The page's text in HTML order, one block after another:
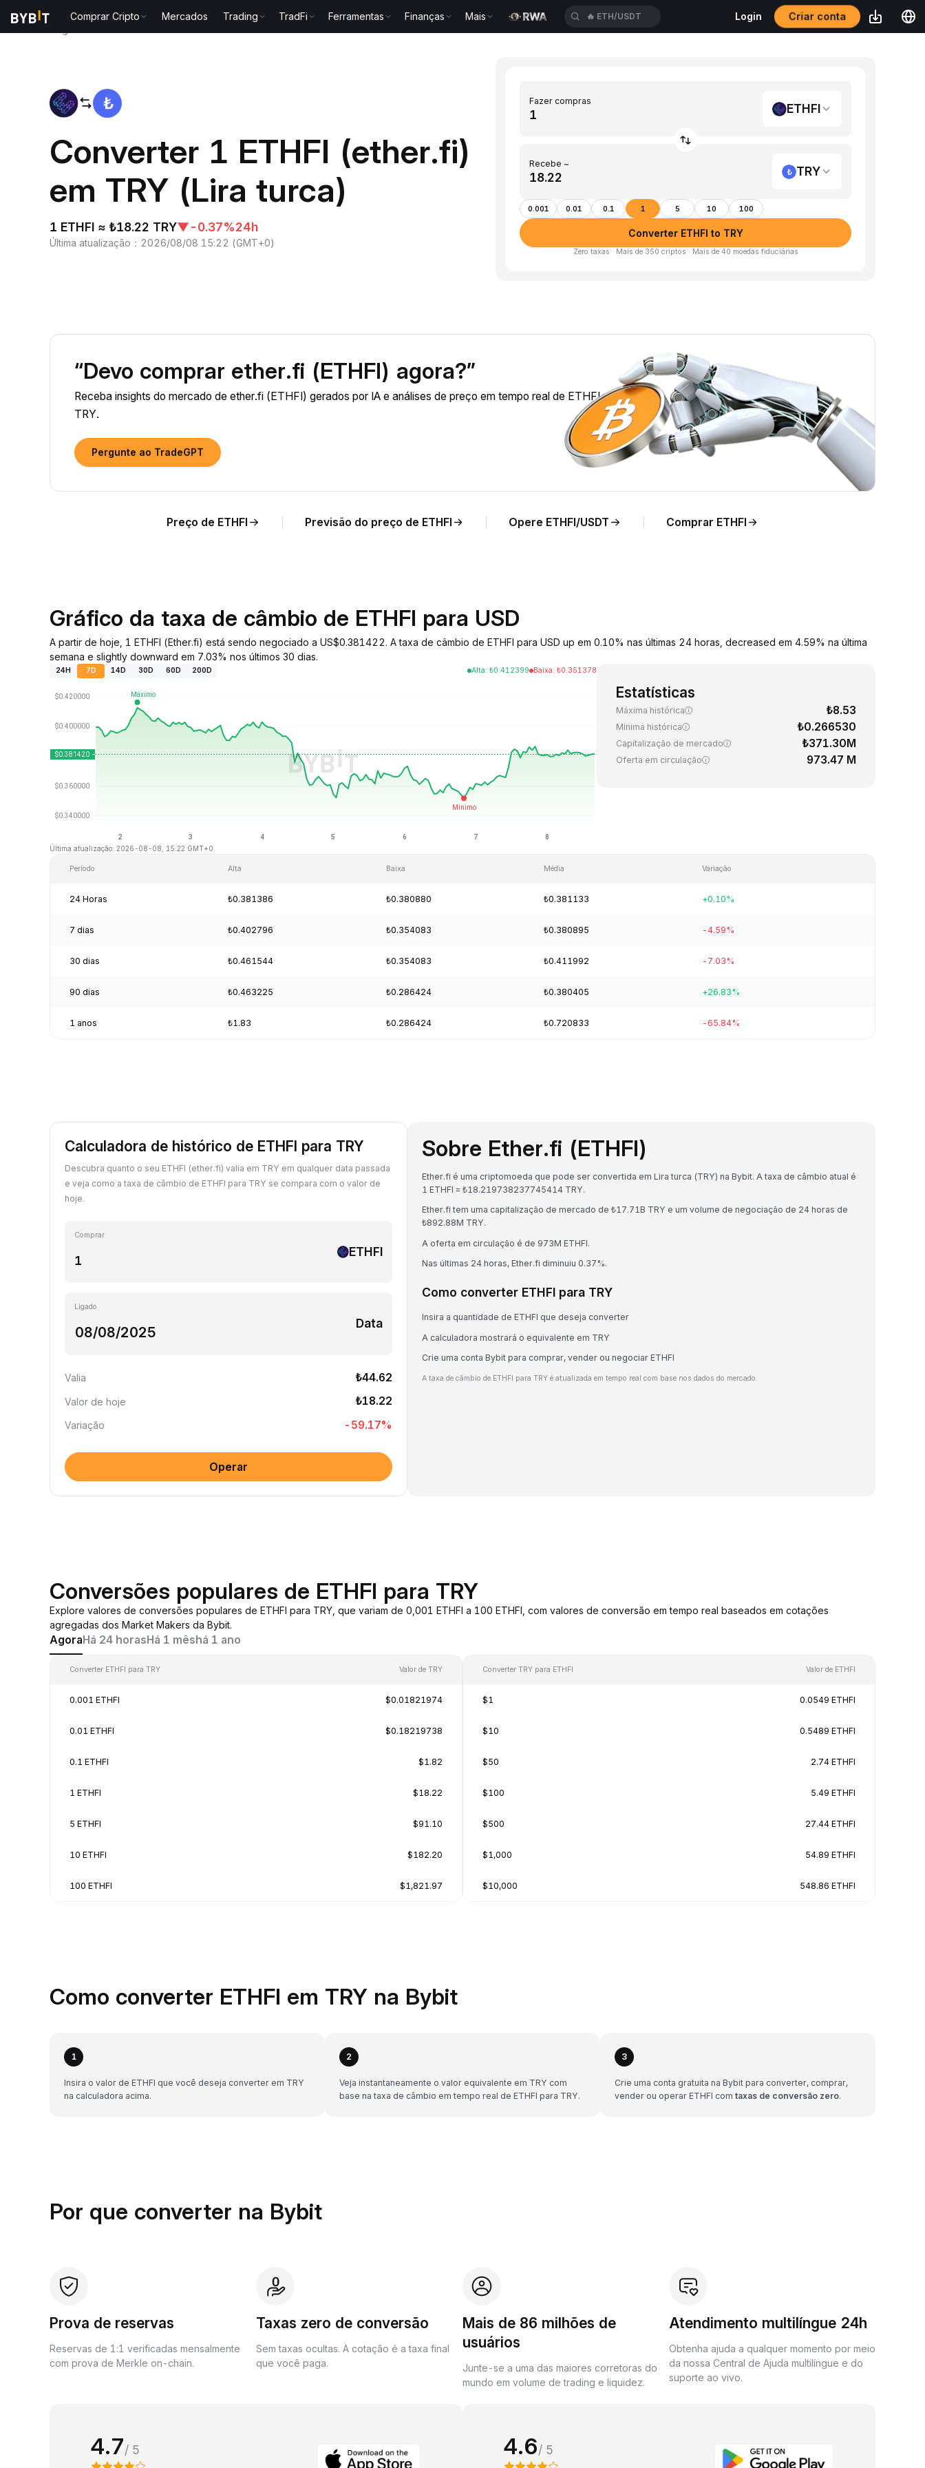
Comprar Cripto Mercados Trading TradFi Ferramentas Finanças Mais 🔥 ETH/USDT Login Criar conta
Converter 1 ETHFI (ether.fi)
em TRY (Lira turca)
1 ETHFI ≈ ₺18.22 TRY▼-0.37%24h
Última atualização ： 2026/08/08 15:22 (GMT+0)
Fazer compras
ETHFI
Recebe ~
TRY
0.001 0.01 0.1 1 5 10 100
Converter ETHFI to TRY
Zero taxas · Mais de 350 criptos · Mais de 40 moedas fiduciárias
“Devo comprar ether.fi (ETHFI) agora?”
Receba insights do mercado de ether.fi (ETHFI) gerados por IA e análises de preço em tempo real de ETHFI para
TRY.
Pergunte ao TradeGPT
Preço de ETHFI Previsão do preço de ETHFI Opere ETHFI/USDT Comprar ETHFI
Gráfico da taxa de câmbio de ETHFI para USD
A partir de hoje, 1 ETHFI (Ether.fi) está sendo negociado a US$0.381422. A taxa de câmbio de ETHFI para USD up em 0.10% nas últimas 24 horas, decreased em 4.59% na última
semana e slightly downward em 7.03% nos últimos 30 dias.
24H 7D 14D 30D 60D 200D Alta: ₺0.412399 Baixa: ₺0.351378
Última atualização: 2026-08-08, 15:22 GMT+0
Estatísticas
Máxima histórica ₺8.53
Mínima histórica ₺0.266530
Capitalização de mercado ₺371.30M
Oferta em circulação 973.47 M
Período Alta Baixa Média Variação
24 Horas ₺0.381386 ₺0.380880 ₺0.381133 +0.10%
7 dias ₺0.402796 ₺0.354083 ₺0.380895 -4.59%
30 dias ₺0.461544 ₺0.354083 ₺0.411992 -7.03%
90 dias ₺0.463225 ₺0.286424 ₺0.380405 +26.83%
1 anos ₺1.83 ₺0.286424 ₺0.720833 -65.84%
Calculadora de histórico de ETHFI para TRY
Descubra quanto o seu ETHFI (ether.fi) valia em TRY em qualquer data passada
e veja como a taxa de câmbio de ETHFI para TRY se compara com o valor de
hoje.
Comprar
ETHFI
Ligado
Data
Valia ₺44.62
Valor de hoje ₺18.22
Variação -59.17%
Operar
Sobre Ether.fi (ETHFI)
Ether.fi é uma criptomoeda que pode ser convertida em Lira turca (TRY) na Bybit. A taxa de câmbio atual é
1 ETHFI = ₺18.219738237745414 TRY.
Ether.fi tem uma capitalização de mercado de ₺17.71B TRY e um volume de negociação de 24 horas de
₺892.88M TRY.
A oferta em circulação é de 973M ETHFI.
Nas últimas 24 horas, Ether.fi diminuiu 0.37%.
Como converter ETHFI para TRY
Insira a quantidade de ETHFI que deseja converter
A calculadora mostrará o equivalente em TRY
Crie uma conta Bybit para comprar, vender ou negociar ETHFI
A taxa de câmbio de ETHFI para TRY é atualizada em tempo real com base nos dados do mercado.
Conversões populares de ETHFI para TRY
Explore valores de conversões populares de ETHFI para TRY, que variam de 0,001 ETHFI a 100 ETHFI, com valores de conversão em tempo real baseados em cotações
agregadas dos Market Makers da Bybit.
AgoraHá 24 horasHá 1 mêshá 1 ano
Converter ETHFI para TRY Valor de TRY
0.001 ETHFI $0.01821974
0.01 ETHFI $0.18219738
0.1 ETHFI $1.82
1 ETHFI $18.22
5 ETHFI $91.10
10 ETHFI $182.20
100 ETHFI $1,821.97
Converter TRY para ETHFI Valor de ETHFI
$1 0.0549 ETHFI
$10 0.5489 ETHFI
$50 2.74 ETHFI
$100 5.49 ETHFI
$500 27.44 ETHFI
$1,000 54.89 ETHFI
$10,000 548.86 ETHFI
Como converter ETHFI em TRY na Bybit
1
Insira o valor de ETHFI que você deseja converter em TRY
na calculadora acima.
2
Veja instantaneamente o valor equivalente em TRY com
base na taxa de câmbio em tempo real de ETHFI para TRY.
3
Crie uma conta gratuita na Bybit para converter, comprar,
vender ou operar ETHFI com taxas de conversão zero.
Por que converter na Bybit
Prova de reservas
Reservas de 1:1 verificadas mensalmente
com prova de Merkle on-chain.
Taxas zero de conversão
Sem taxas ocultas. A cotação é a taxa final
que você paga.
Mais de 86 milhões de
usuários
Junte-se a uma das maiores corretoras do
mundo em volume de trading e liquidez.
Atendimento multilíngue 24h
Obtenha ajuda a qualquer momento por meio
da nossa Central de Ajuda multilíngue e do
suporte ao vivo.
4.7/ 5 4.6/ 5